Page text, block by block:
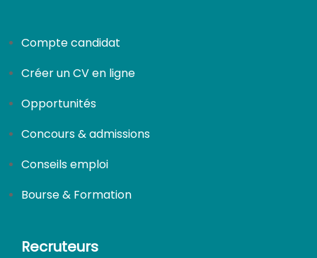
Compte candidat
Créer un CV en ligne
Opportunités
Concours & admissions
Conseils emploi
Bourse & Formation
Recruteurs